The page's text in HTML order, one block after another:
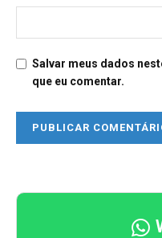
Salvar meus dados
que eu comentar.